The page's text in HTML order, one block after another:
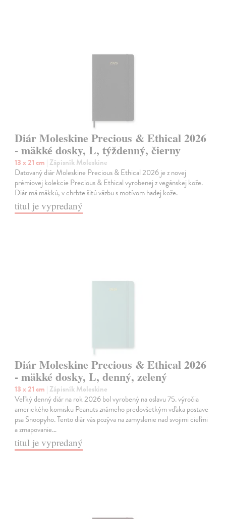
Diár Moleskine Precious & Ethical 2026
- mäkké dosky, L, týždenný, čierny
13 x 21 cm | Zápisník Moleskine
Datovaný diár Moleskine Precious & Ethical 2026 je z novej
prémiovej kolekcie Precious & Ethical vyrobenej z vegánskej kože.
Diár má mäkkú, v chrbte šitú väzbu s motívom hadej kože.
titul je vypredaný
Diár Moleskine Precious & Ethical 2026
- mäkké dosky, L, denný, zelený
13 x 21 cm | Zápisník Moleskine
Veľký denný diár na rok 2026 bol vyrobený na oslavu 75. výročia
amerického komisku Peanuts známeho predovšetkým vďaka postave
psa Snoopyho. Tento diár vás pozýva na zamyslenie nad svojimi cieľmi
a zmapovanie…
titul je vypredaný